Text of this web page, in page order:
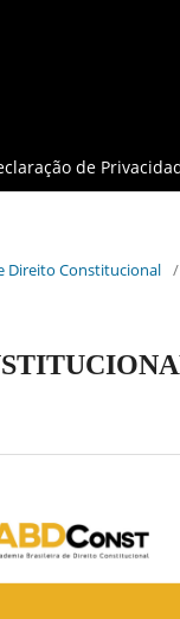
de
Direito Constitucional /